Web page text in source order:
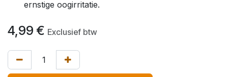
ernstige oogirritatie.
4,99 € Exclusief btw